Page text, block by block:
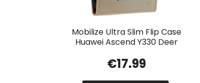
Mobilize Ultra Slim Flip Case
Huawei Ascend Y330 Deer
€17.99